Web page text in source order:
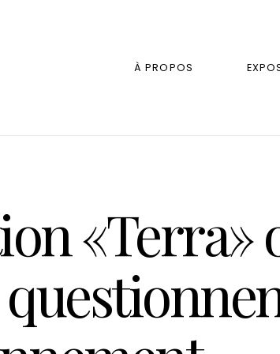
À PROPOS
«Terra»